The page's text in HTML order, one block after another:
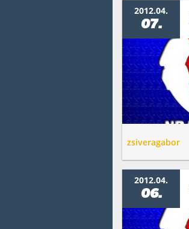
2012.04.
07.
zsiveragabor
2012.04.
06.